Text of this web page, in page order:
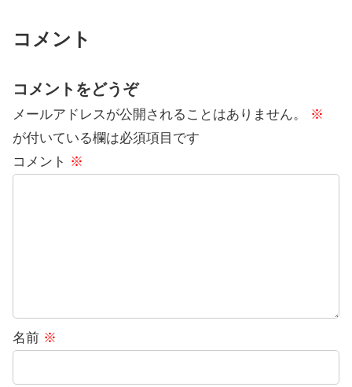
コメント
コメントをどうぞ
メールアドレスが公開されることはありません。
※
が付いている欄は必須項目です
コメント ※
名前 ※